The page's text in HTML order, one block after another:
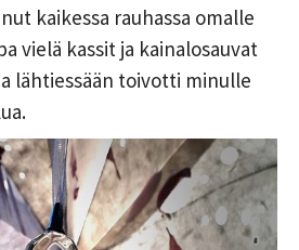
kaikessa rauhassa omalle
vielä kassit ja kainalosauvat
lähtiessään toivotti minulle